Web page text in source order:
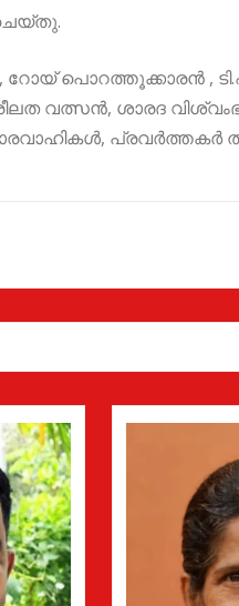
പൊറത്തൂക്കാരൻ ,
വത്സൻ, ശാരദ
പ്രവർത്തകർ